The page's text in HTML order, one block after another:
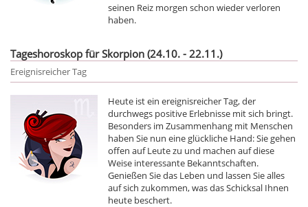
seinen Reiz morgen schon wieder verloren
haben.
Tageshoroskop für Skorpion (24.10. - 22.11.)
Ereignisreicher Tag
Heute ist ein ereignisreicher Tag, der
durchwegs positive Erlebnisse mit sich bringt.
Besonders im Zusammenhang mit Menschen
haben Sie nun eine glückliche Hand: Sie gehen
offen auf Leute zu und machen auf diese
Weise interessante Bekanntschaften.
Genießen Sie das Leben und lassen Sie alles
auf sich zukommen, was das Schicksal Ihnen
heute beschert.